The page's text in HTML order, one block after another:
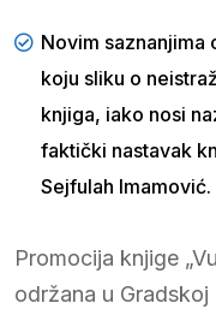
Novim saznanjima
koju sliku o
knjiga, iako nosi
faktički nastavak
Sejfulah Imamović.
Promocija knjige
održana u